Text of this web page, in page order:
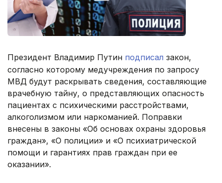
Президент Владимир Путин подписал закон,
согласно которому медучреждения по запросу
МВД будут раскрывать сведения, составляющие
врачебную тайну, о представляющих опасность
пациентах с психическими расстройствами,
алкоголизмом или наркоманией. Поправки
внесены в законы «Об основах охраны здоровья
граждан», «О полиции» и «О психиатрической
помощи и гарантиях прав граждан при ее
оказании».